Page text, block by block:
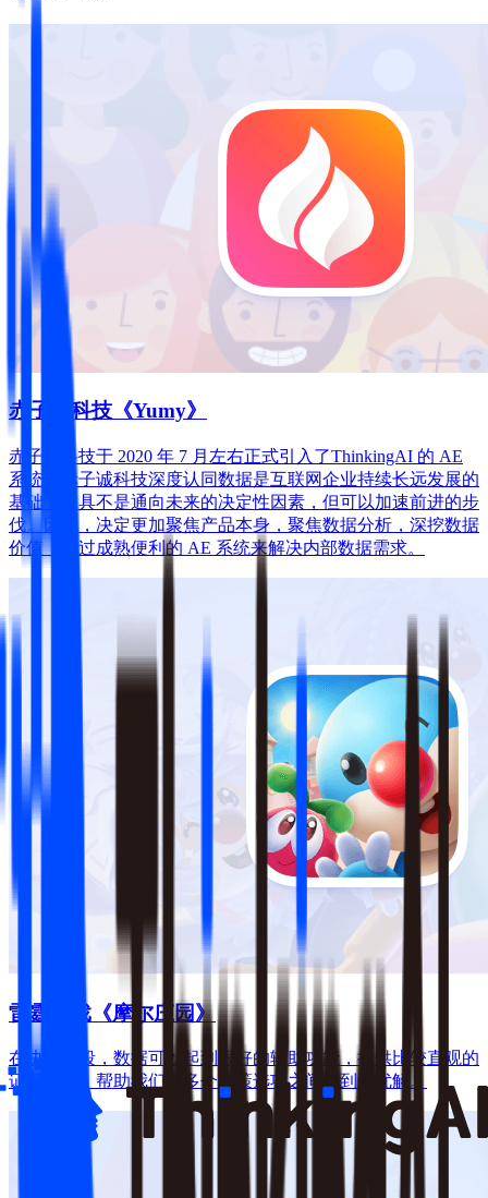
赤子城科技《Yumy》
赤子城科技于 2020 年 7 月左右正式引入了ThinkingAI 的 AE
系统。赤子诚科技深度认同数据是互联网企业持续长远发展的
基础，工具不是通向未来的决定性因素，但可以加速前进的步
伐。因此，决定更加聚焦产品本身，聚焦数据分析，深挖数据
价值，通过成熟便利的 AE 系统来解决内部数据需求。
雷霆游戏《摩尔庄园》
在决策阶段，数据可以起到很好的辅助功能，提供比较直观的
证据链条，帮助我们在多个决策选项之间找到最优解。